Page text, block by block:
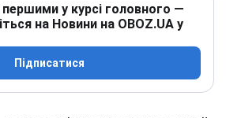
у курсі головного —
на Новини на OBOZ.UA у
Підписатися